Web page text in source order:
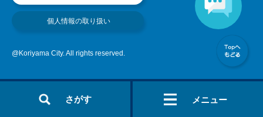
さがす メニュー
個人情報の取り扱い
@Koriyama City. All rights reserved.